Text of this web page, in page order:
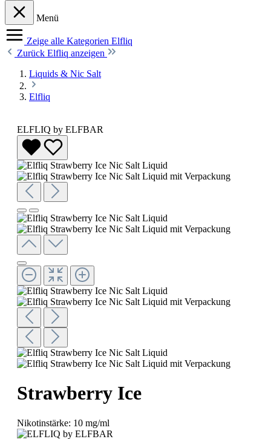
Menü
Zeige alle Kategorien Elfliq
Zurück Elfliq anzeigen
Liquids & Nic Salt
Elfliq
ELFLIQ by ELFBAR
Strawberry Ice
Nikotinstärke: 10 mg/ml